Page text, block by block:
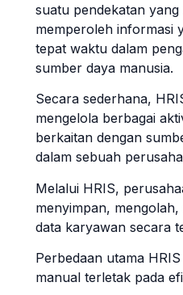
suatu pendekatan
memperoleh informasi
tepat waktu dalam
sumber daya manusia.
Secara sederhana,
mengelola berbagai
berkaitan dengan
dalam sebuah
Melalui HRIS,
menyimpan,
data karyawan secara
Perbedaan utama
manual terletak pada